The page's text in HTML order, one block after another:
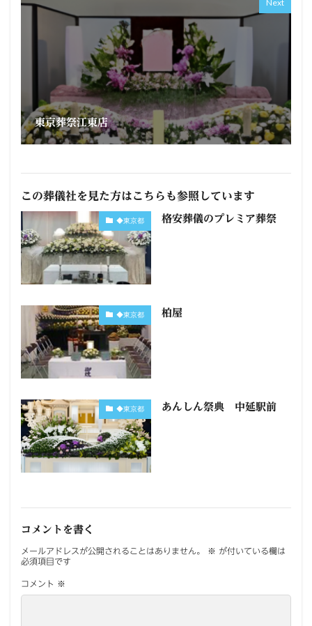
Next
東京葬祭江東店
この葬儀社を見た方はこちらも参照しています
◆東京都 格安葬儀のプレミア葬祭
◆東京都 柏屋
◆東京都 あんしん祭典 中延駅前
コメントを書く
メールアドレスが公開されることはありません。 ※ が付いている欄は
必須項目です
コメント ※